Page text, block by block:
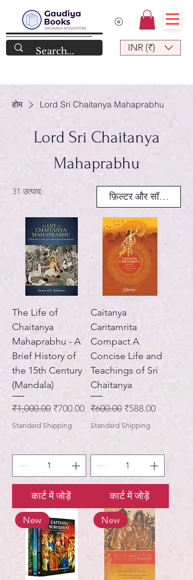
INR (₹)
होम Lord Sri Chaitanya Mahaprabhu
Lord Sri Chaitanya
Mahaprabhu
31 उत्पाद: फ़िल्टर और सॉर्ट करें
The Life of
Chaitanya
Mahaprabhu - A
Brief History of
the 15th Century
(Mandala)
नियमित मूल्य
₹1,000.00 बिक्री मूल्य
₹700.00
Standard Shipping
कार्ट में जोड़ें
Caitanya
Caritamrita
Compact A
Concise Life and
Teachings of Sri
Chaitanya
नियमित मूल्य
₹600.00 बिक्री मूल्य
₹588.00
Standard Shipping
कार्ट में जोड़ें
New New